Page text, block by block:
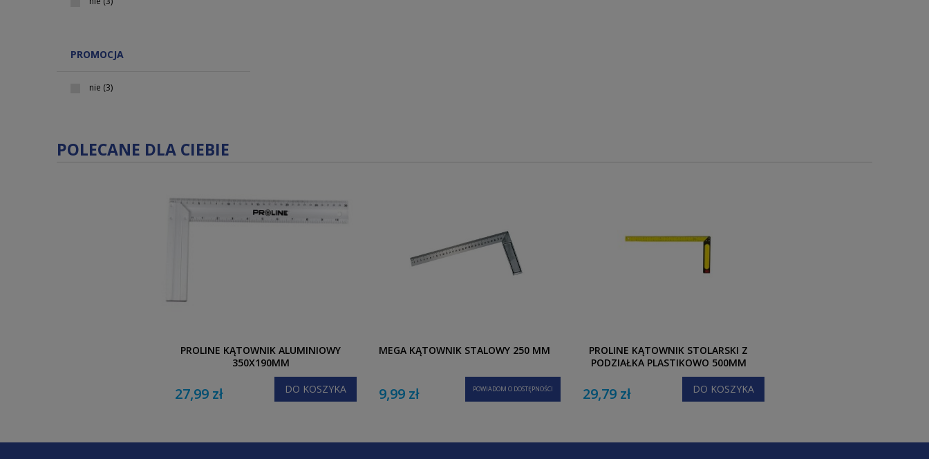
PROMOCJA
nie (3)
POLECANE DLA CIEBIE
PROLINE KĄTOWNIK ALUMINIOWY
350X190MM
27,99 zł DO KOSZYKA
MEGA KĄTOWNIK STALOWY 250 MM
9,99 zł POWIADOM O DOSTĘPNOŚCI
PROLINE KĄTOWNIK STOLARSKI Z
PODZIAŁKĄ PLASTIKOWO 500MM
29,79 zł DO KOSZYKA